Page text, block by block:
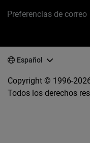
Preferencias de correo
Español
Copyright © 1996-
Todos los derechos